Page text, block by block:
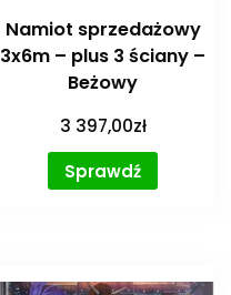
Namiot sprzedażowy
3x6m – plus 3 ściany –
Beżowy
3 397,00zł
Sprawdź